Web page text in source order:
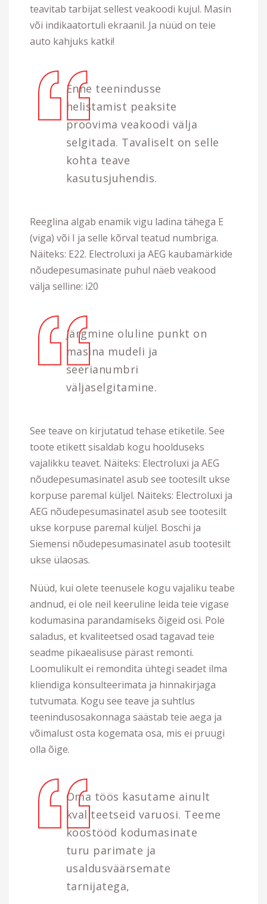
teavitab tarbijat sellest veakoodi kujul. Masin
või indikaatortuli ekraanil. Ja nüüd on teie
auto kahjuks katki!
Enne teenindusse
helistamist peaksite
proovima veakoodi välja
selgitada. Tavaliselt on selle
kohta teave
kasutusjuhendis.
Reeglina algab enamik vigu ladina tähega E
(viga) või I ja selle kõrval teatud numbriga.
Näiteks: E22. Electroluxi ja AEG kaubamärkide
nõudepesumasinate puhul näeb veakood
välja selline: i20
Järgmine oluline punkt on
masina mudeli ja
seerianumbri
väljaselgitamine.
See teave on kirjutatud tehase etiketile. See
toote etikett sisaldab kogu hoolduseks
vajalikku teavet. Näiteks: Electroluxi ja AEG
nõudepesumasinatel asub see tootesilt ukse
korpuse paremal küljel. Näiteks: Electroluxi ja
AEG nõudepesumasinatel asub see tootesilt
ukse korpuse paremal küljel. Boschi ja
Siemensi nõudepesumasinatel asub tootesilt
ukse ülaosas.
Nüüd, kui olete teenusele kogu vajaliku teabe
andnud, ei ole neil keeruline leida teie vigase
kodumasina parandamiseks õigeid osi. Pole
saladus, et kvaliteetsed osad tagavad teie
seadme pikaealisuse pärast remonti.
Loomulikult ei remondita ühtegi seadet ilma
kliendiga konsulteerimata ja hinnakirjaga
tutvumata. Kogu see teave ja suhtlus
teenindusosakonnaga säästab teie aega ja
võimalust osta kogemata osa, mis ei pruugi
olla õige.
Oma töös kasutame ainult
kvaliteetseid varuosi. Teeme
koostööd kodumasinate
turu parimate ja
usaldusväärsemate
tarnijatega,